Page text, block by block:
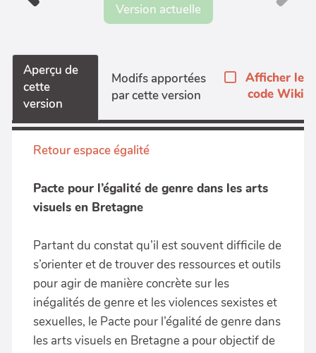
Version actuelle
Aperçu de
cette
version
Modifs apportées
par cette version
Afficher le
code Wiki